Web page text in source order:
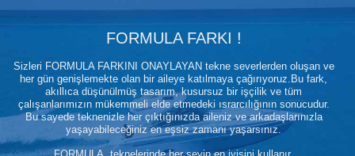
FORMULA FARKI !
Sizleri FORMULA FARKINI ONAYLAYAN tekne severlerden oluşan ve
her gün genişlemekte olan bir aileye katılmaya çağırıyoruz.Bu fark,
akıllıca düşünülmüş tasarım, kusursuz bir işçilik ve tüm
çalışanlarımızın mükemmeli elde etmedeki ısrarcılığının sonucudur.
Bu sayede teknenizle her çıktığınızda aileniz ve arkadaşlarınızla
yaşayabileceğiniz en eşsiz zamanı yaşarsınız.